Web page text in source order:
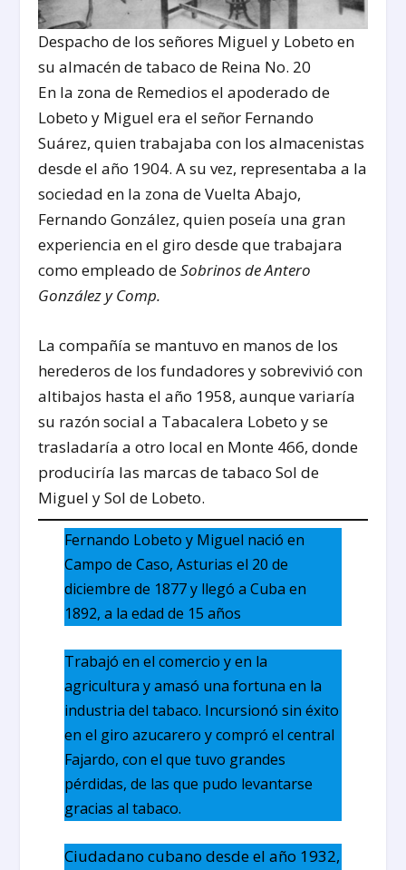
Despacho de los señores Miguel y Lobeto en
su almacén de tabaco de Reina No. 20
En la zona de Remedios el apoderado de
Lobeto y Miguel era el señor Fernando
Suárez, quien trabajaba con los almacenistas
desde el año 1904. A su vez, representaba a la
sociedad en la zona de Vuelta Abajo,
Fernando González, quien poseía una gran
experiencia en el giro desde que trabajara
como empleado deSobrinos de Antero
González y Comp.
La compañía se mantuvo en manos de los
herederos de los fundadores y sobrevivió con
altibajos hasta el año 1958, aunque variaría
su razón social a Tabacalera Lobeto y se
trasladaría a otro local en Monte 466, donde
produciría las marcas de tabaco Sol de
Miguel y Sol de Lobeto.
Fernando Lobeto y Miguel nació en
Campo de Caso, Asturias el 20 de
diciembre de 1877 y llegó a Cuba en
1892, a la edad de 15 años
Trabajó en el comercio y en la
agricultura y amasó una fortuna en la
industria del tabaco. Incursionó sin éxito
en el giro azucarero y compró el central
Fajardo, con el que tuvo grandes
pérdidas, de las que pudo levantarse
gracias al tabaco.
Ciudadano cubano desde el año 1932,